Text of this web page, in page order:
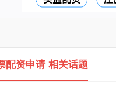
配资申请 相关话题